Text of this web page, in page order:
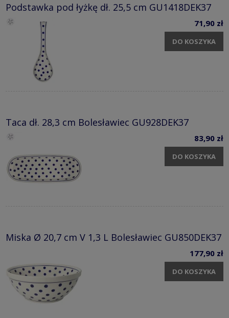
Podstawka pod łyżkę dł. 25,5 cm GU1418DEK37
71,90 zł
DO KOSZYKA
Taca dł. 28,3 cm Bolesławiec GU928DEK37
83,90 zł
DO KOSZYKA
Miska Ø 20,7 cm V 1,3 L Bolesławiec GU850DEK37
177,90 zł
DO KOSZYKA